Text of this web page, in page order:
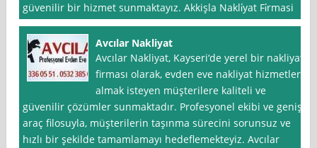
güvenilir bir hizmet sunmaktayız. Akkişla Nakli̇yat Fi̇rmasi
Avcılar Nakliyat
Avcılar Nakliyat, Kayseri‘de yerel bir nakliyat
firması olarak, evden eve nakliyat hizmetleri
almak isteyen müşterilere kaliteli ve
güvenilir çözümler sunmaktadır. Profesyonel ekibi ve geniş
araç filosuyla, müşterilerin taşınma sürecini sorunsuz ve
hızlı bir şekilde tamamlamayı hedeflemekteyiz. Avcılar